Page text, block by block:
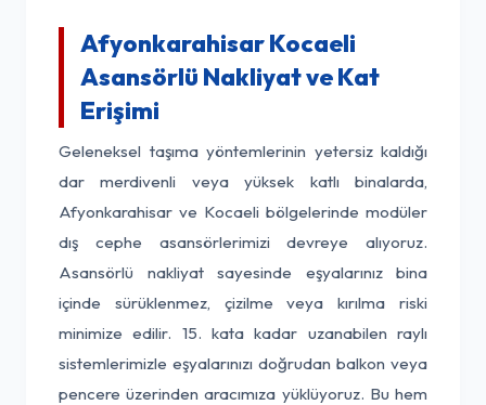
Afyonkarahisar Kocaeli
Asansörlü Nakliyat ve Kat
Erişimi
Geleneksel taşıma yöntemlerinin yetersiz kaldığı
dar merdivenli veya yüksek katlı binalarda,
Afyonkarahisar ve Kocaeli bölgelerinde modüler
dış cephe asansörlerimizi devreye alıyoruz.
Asansörlü nakliyat sayesinde eşyalarınız bina
içinde sürüklenmez, çizilme veya kırılma riski
minimize edilir. 15. kata kadar uzanabilen raylı
sistemlerimizle eşyalarınızı doğrudan balkon veya
pencere üzerinden aracımıza yüklüyoruz. Bu hem